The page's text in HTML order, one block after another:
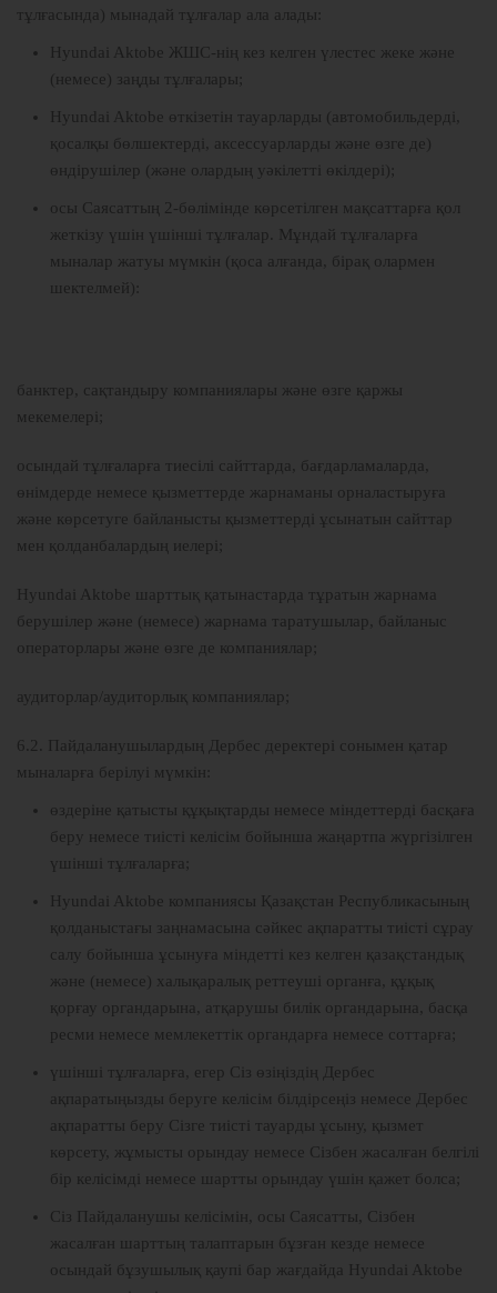
тұлғасында) мынадай тұлғалар ала алады:
Hyundai Aktobe ЖШС-нің кез келген үлестес жеке және
(немесе) заңды тұлғалары;
Hyundai Aktobe өткізетін тауарларды (автомобильдерді,
қосалқы бөлшектерді, аксессуарларды және өзге де)
өндірушілер (және олардың уәкілетті өкілдері);
осы Саясаттың 2-бөлімінде көрсетілген мақсаттарға қол
жеткізу үшін үшінші тұлғалар. Мұндай тұлғаларға
мыналар жатуы мүмкін (қоса алғанда, бірақ олармен
шектелмей):
банктер, сақтандыру компаниялары және өзге қаржы
мекемелері;
осындай тұлғаларға тиесілі сайттарда, бағдарламаларда,
өнімдерде немесе қызметтерде жарнаманы орналастыруға
және көрсетуге байланысты қызметтерді ұсынатын сайттар
мен қолданбалардың иелері;
Hyundai Aktobe шарттық қатынастарда тұратын жарнама
берушілер және (немесе) жарнама таратушылар, байланыс
операторлары және өзге де компаниялар;
аудиторлар/аудиторлық компаниялар;
6.2. Пайдаланушылардың Дербес деректері сонымен қатар
мыналарға берілуі мүмкін:
өздеріне қатысты құқықтарды немесе міндеттерді басқаға
беру немесе тиісті келісім бойынша жаңартпа жүргізілген
үшінші тұлғаларға;
Hyundai Aktobe компаниясы Қазақстан Республикасының
қолданыстағы заңнамасына сәйкес ақпаратты тиісті сұрау
салу бойынша ұсынуға міндетті кез келген қазақстандық
және (немесе) халықаралық реттеуші органға, құқық
қорғау органдарына, атқарушы билік органдарына, басқа
ресми немесе мемлекеттік органдарға немесе соттарға;
үшінші тұлғаларға, егер Сіз өзіңіздің Дербес
ақпаратыңызды беруге келісім білдірсеңіз немесе Дербес
ақпаратты беру Сізге тиісті тауарды ұсыну, қызмет
көрсету, жұмысты орындау немесе Сізбен жасалған белгілі
бір келісімді немесе шартты орындау үшін қажет болса;
Сіз Пайдаланушы келісімін, осы Саясатты, Сізбен
жасалған шарттың талаптарын бұзған кезде немесе
осындай бұзушылық қаупі бар жағдайда Hyundai Aktobe